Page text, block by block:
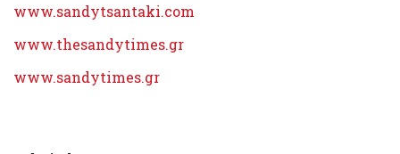
www.sandytsantaki.com
www.thesandytimes.gr
www.sandytimes.gr